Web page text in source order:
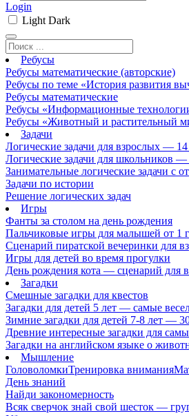
Login
Light Dark
Ребусы
Ребусы математические (авторские)
Ребусы по теме «История развития
Ребусы математические
Ребусы «Информационные
Ребусы «Животный и растительный
Задачи
Логические задачи для взрослых —
Логические задачи для школьников —
Занимательные логические задачи с
Задачи по истории
Решение логических задач
Игры
Фанты за столом на день рождения
Пальчиковые игры для малышей от 1
Сценарий пиратской вечеринки для
Игры для детей во время прогулки
День рождения кота — сценарий для
Загадки
Смешные загадки для квестов
Загадки для детей 5 лет — самые
Зимние загадки для детей 7-8 лет —
Древние интересные загадки для
Загадки на английском языке о
Мышление
ГоловоломкиТренировка внимания
День знаний
Найди закономерность
Всяк сверчок знай свой шесток —